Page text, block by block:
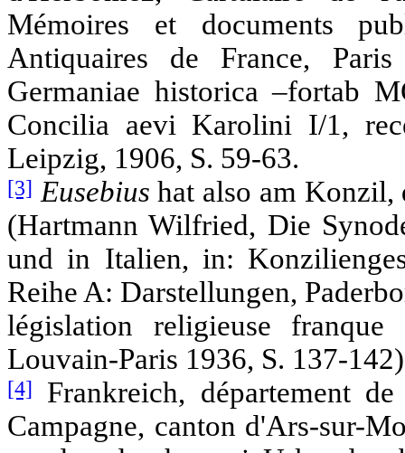
Mémoires et documents
Antiquaires de France,
Germaniae historica –fortab
Concilia aevi Karolini I/1,
Leipzig, 1906, S. 59-63.
[3] Eusebius hat also am Konzil,
(Hartmann Wilfried, Die
und in Italien, in:
Reihe A: Darstellungen,
législation religieuse
Louvain-Paris 1936, S. 137-
[4]
Frankreich, département
Campagne, canton d'Ars-sur-